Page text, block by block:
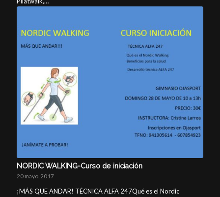
NORDIC WALKING-Curso de iniciación
20 mayo, 2017
¡MÁS QUE ANDAR! TÉCNICA ALFA 247Qué es el Nordic